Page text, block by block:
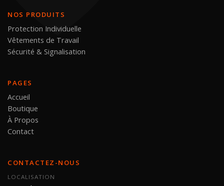
NOS PRODUITS
Protection Individuelle
Vêtements de Travail
Sécurité & Signalisation
PAGES
Accueil
Boutique
À Propos
Contact
CONTACTEZ-NOUS
LOCALISATION